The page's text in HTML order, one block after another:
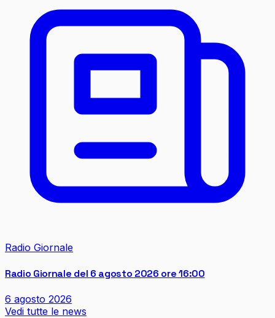
Radio Giornale
Radio Giornale del 6 agosto 2026 ore 16:00
6 agosto 2026
Vedi tutte le news